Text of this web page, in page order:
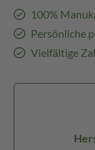
100%
Persönliche
Vielfältige